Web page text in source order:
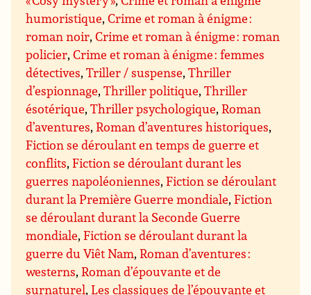
humoristique,Crime et roman à énigme :
roman noir,Crime et roman à énigme : roman
policier,Crime et roman à énigme : femmes
détectives,Triller / suspense,Thriller
d’espionnage,Thriller politique,Thriller
ésotérique,Thriller psychologique,Roman
d’aventures,Roman d’aventures historiques,
Fiction se déroulant en temps de guerre et
conflits,Fiction se déroulant durant les
guerres napoléoniennes,Fiction se déroulant
durant la Première Guerre mondiale,Fiction
se déroulant durant la Seconde Guerre
mondiale,Fiction se déroulant durant la
guerre du Viêt Nam,Roman d’aventures :
westerns,Roman d’épouvante et de
surnaturel,Les classiques de l’épouvante et